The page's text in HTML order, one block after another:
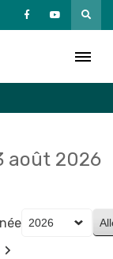
août 2026